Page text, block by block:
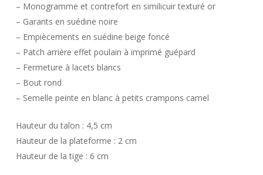
– Monogramme et contrefort en similicuir texturé or
– Garants en suédine noire
– Empiècements en suédine beige foncé
– Patch arrière effet poulain à imprimé guépard
– Fermeture à lacets blancs
– Bout rond
– Semelle peinte en blanc à petits crampons camel
Hauteur du talon : 4,5 cm
Hauteur de la plateforme : 2 cm
Hauteur de la tige : 6 cm